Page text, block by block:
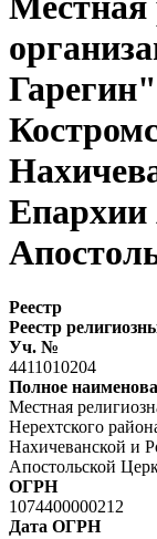
Реестр
Реестр
Уч. №
4411010204
Полное
Местная
Нерехтского
Нахичеванской и
Апостольской
ОГРН
1074400000212
Дата ОГРН